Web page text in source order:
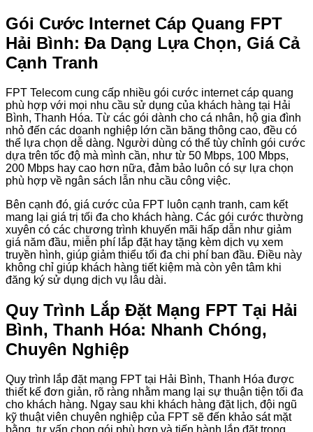
Gói Cước Internet Cáp Quang FPT
Hải Bình: Đa Dạng Lựa Chọn, Giá Cả
Cạnh Tranh
FPT Telecom cung cấp nhiều gói cước internet cáp quang
phù hợp với mọi nhu cầu sử dụng của khách hàng tại Hải
Bình, Thanh Hóa. Từ các gói dành cho cá nhân, hộ gia đình
nhỏ đến các doanh nghiệp lớn cần băng thông cao, đều có
thể lựa chọn dễ dàng. Người dùng có thể tùy chỉnh gói cước
dựa trên tốc độ mà mình cần, như từ 50 Mbps, 100 Mbps,
200 Mbps hay cao hơn nữa, đảm bảo luôn có sự lựa chọn
phù hợp về ngân sách lẫn nhu cầu công việc.
Bên cạnh đó, giá cước của FPT luôn cạnh tranh, cam kết
mang lại giá trị tối đa cho khách hàng. Các gói cước thường
xuyên có các chương trình khuyến mãi hấp dẫn như giảm
giá năm đầu, miễn phí lắp đặt hay tặng kèm dịch vụ xem
truyền hình, giúp giảm thiểu tối đa chi phí ban đầu. Điều này
không chỉ giúp khách hàng tiết kiệm mà còn yên tâm khi
đăng ký sử dụng dịch vụ lâu dài.
Quy Trình Lắp Đặt Mạng FPT Tại Hải
Bình, Thanh Hóa: Nhanh Chóng,
Chuyên Nghiệp
Quy trình lắp đặt mạng FPT tại Hải Bình, Thanh Hóa được
thiết kế đơn giản, rõ ràng nhằm mang lại sự thuận tiện tối đa
cho khách hàng. Ngay sau khi khách hàng đặt lịch, đội ngũ
kỹ thuật viên chuyên nghiệp của FPT sẽ đến khảo sát mặt
bằng, tư vấn chọn gói phù hợp và tiến hành lắp đặt trong